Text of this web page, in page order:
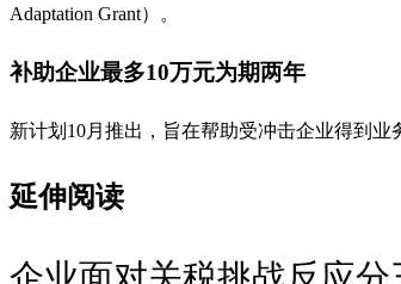
Adaptation Grant）。
补助企业最多10万元为期两年
新计划10月推出，旨在帮助受冲击企业得到
延伸阅读